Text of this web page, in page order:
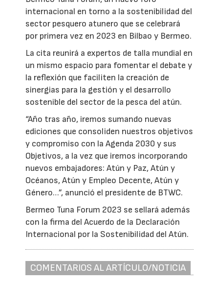
internacional en torno a la sostenibilidad del
sector pesquero atunero que se celebrará
por primera vez en 2023 en Bilbao y Bermeo.
La cita reunirá a expertos de talla mundial en
un mismo espacio para fomentar el debate y
la reflexión que faciliten la creación de
sinergias para la gestión y el desarrollo
sostenible del sector de la pesca del atún.
“Año tras año, iremos sumando nuevas
ediciones que consoliden nuestros objetivos
y compromiso con la Agenda 2030 y sus
Objetivos, a la vez que iremos incorporando
nuevos embajadores: Atún y Paz, Atún y
Océanos, Atún y Empleo Decente, Atún y
Género…”, anunció el presidente de BTWC.
Bermeo Tuna Forum 2023 se sellará además
con la firma del Acuerdo de la Declaración
Internacional por la Sostenibilidad del Atún.
COMENTARIOS AL ARTÍCULO/NOTICIA